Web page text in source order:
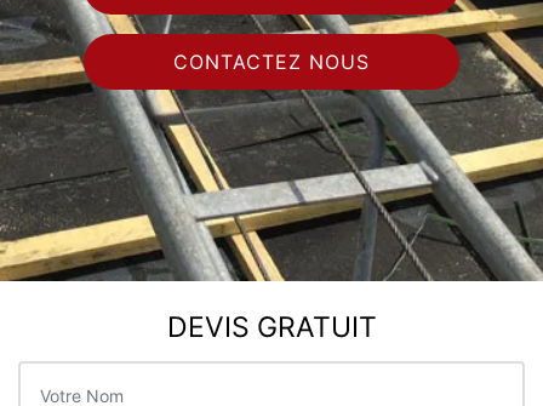
CONTACTEZ NOUS
DEVIS GRATUIT